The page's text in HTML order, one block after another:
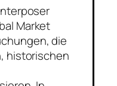
Market
die
historischen